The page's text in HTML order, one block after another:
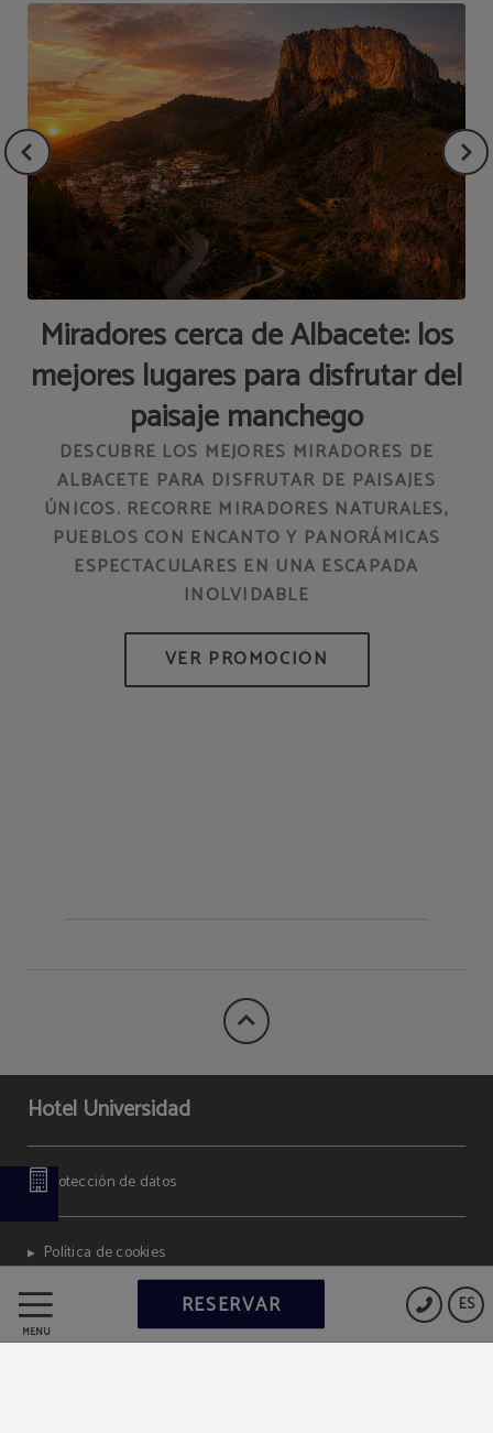
MENÚ
ES
RESERVAR
Miradores cerca de Albacete: los
mejores lugares para disfrutar del
paisaje manchego
DESCUBRE LOS MEJORES MIRADORES DE
ALBACETE PARA DISFRUTAR DE PAISAJES
ÚNICOS. RECORRE MIRADORES NATURALES,
PUEBLOS CON ENCANTO Y PANORÁMICAS
ESPECTACULARES EN UNA ESCAPADA
INOLVIDABLE
Hotel Universidad
Protección de datos
Política de cookies
Aviso legal